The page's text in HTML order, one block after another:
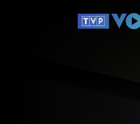
Klan